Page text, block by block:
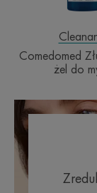
Comedomed
żel do